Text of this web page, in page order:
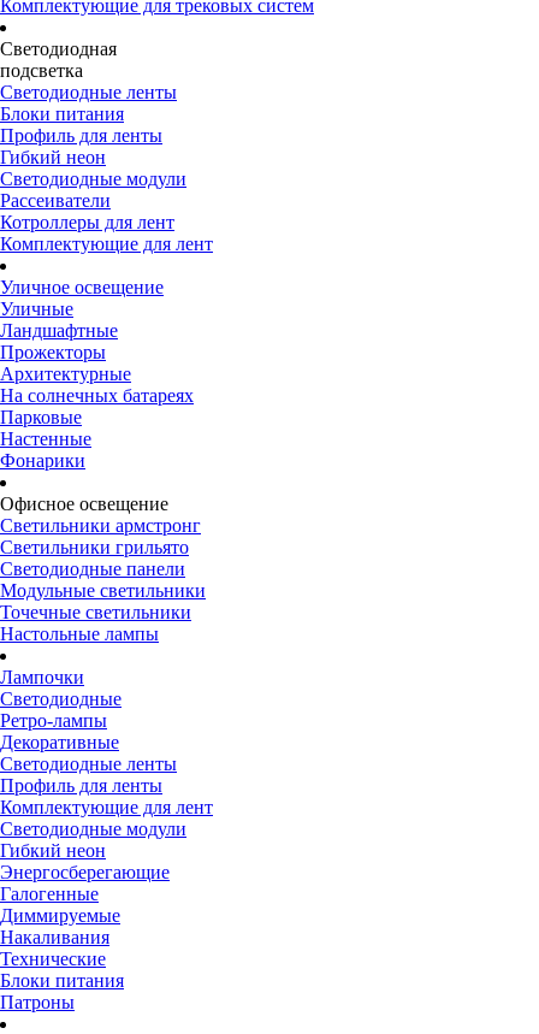
Комплектующие для трековых систем
Светодиодная
подсветка
Светодиодные ленты
Блоки питания
Профиль для ленты
Гибкий неон
Светодиодные модули
Рассеиватели
Котроллеры для лент
Комплектующие для лент
Уличное освещение
Уличные
Ландшафтные
Прожекторы
Архитектурные
На солнечных батареях
Парковые
Настенные
Фонарики
Офисное освещение
Светильники армстронг
Светильники грильято
Светодиодные панели
Модульные светильники
Точечные светильники
Настольные лампы
Лампочки
Светодиодные
Ретро-лампы
Декоративные
Светодиодные ленты
Профиль для ленты
Комплектующие для лент
Светодиодные модули
Гибкий неон
Энергосберегающие
Галогенные
Диммируемые
Накаливания
Технические
Блоки питания
Патроны